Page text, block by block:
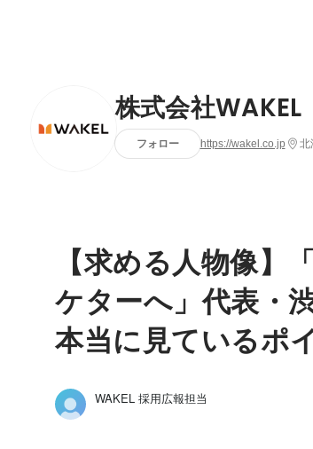
株式会社WAKEL
フォロー https://wakel.co.jp 北
【求める人物像】
ケターへ」代表・
本当に見ているポ
WAKEL 採用広報担当